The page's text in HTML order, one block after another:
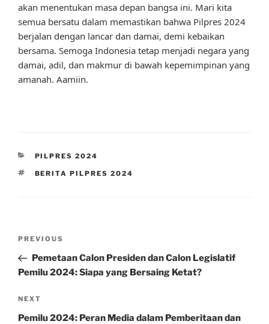
akan menentukan masa depan bangsa ini. Mari kita
semua bersatu dalam memastikan bahwa Pilpres 2024
berjalan dengan lancar dan damai, demi kebaikan
bersama. Semoga Indonesia tetap menjadi negara yang
damai, adil, dan makmur di bawah kepemimpinan yang
amanah. Aamiin.
CATEGORIES
PILPRES 2024
TAGS
BERITA PILPRES 2024
Previous
Post
PREVIOUS
Pemetaan Calon Presiden dan Calon Legislatif
Pemilu 2024: Siapa yang Bersaing Ketat?
Next
Post
NEXT
Pemilu 2024: Peran Media dalam Pemberitaan dan